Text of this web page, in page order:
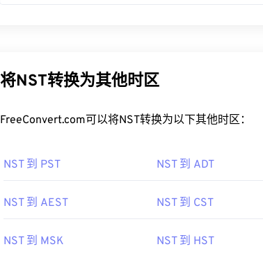
将NST转换为其他时区
FreeConvert.com可以将NST转换为以下其他时区：
NST 到 PST NST 到 ADT
NST 到 AEST NST 到 CST
NST 到 MSK NST 到 HST